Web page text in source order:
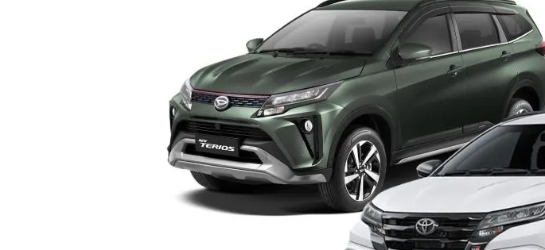
Mana?
Perbandingan
Lengkap
Sebelum
Membeli